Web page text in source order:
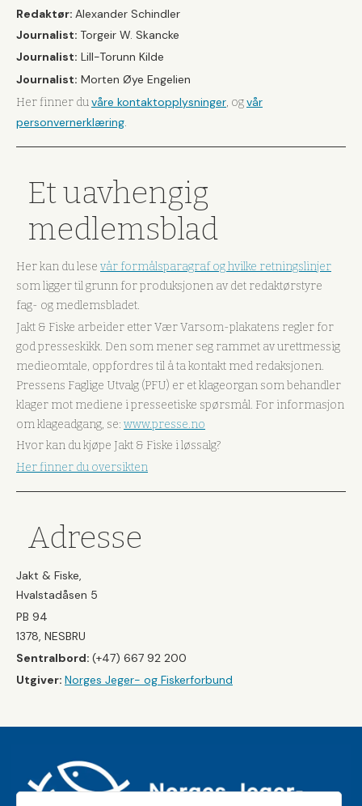
Redaktør: Alexander Schindler
Journalist: Torgeir W. Skancke
Journalist: Lill-Torunn Kilde
Journalist: Morten Øye Engelien
Her finner duvåre kontaktopplysninger, ogvår
personvernerklæring.
Et uavhengig
medlemsblad
Her kan du lese vår formålsparagraf og hvilke retningslinjer
som ligger til grunn for produksjonen av det redaktørstyre
fag- og medlemsbladet.
Jakt & Fiske arbeider etter Vær Varsom-plakatens regler for
god presseskikk. Den som mener seg rammet av urettmessig
medieomtale, oppfordres til å ta kontakt med redaksjonen.
Pressens Faglige Utvalg (PFU) er et klageorgan som behandler
klager mot mediene i presseetiske spørsmål. For informasjon
om klageadgang, se: www.presse.no
Hvor kan du kjøpe Jakt & Fiske i løssalg?
Her finner du oversikten
Adresse
Jakt & Fiske,
Hvalstadåsen 5
PB 94
1378, NESBRU
Sentralbord: (+47) 667 92 200
Utgiver: Norges Jeger- og Fiskerforbund